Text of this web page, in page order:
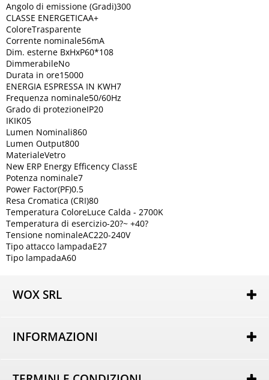
Angolo di emissione (Gradi)300
CLASSE ENERGETICAA+
ColoreTrasparente
Corrente nominale56mA
Dim. esterne BxHxP60*108
DimmerabileNo
Durata in ore15000
ENERGIA ESPRESSA IN KWH7
Frequenza nominale50/60Hz
Grado di protezioneIP20
IKIK05
Lumen Nominali860
Lumen Output800
MaterialeVetro
New ERP Energy Efficency ClassE
Potenza nominale7
Power Factor(PF)0.5
Resa Cromatica (CRI)80
Temperatura ColoreLuce Calda - 2700K
Temperatura di esercizio-20?~ +40?
Tensione nominaleAC220-240V
Tipo attacco lampadaE27
Tipo lampadaA60
WOX SRL
COE SM21075
----
INFORMAZIONI